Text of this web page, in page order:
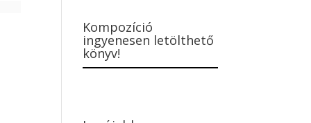
Kompozíció
ingyenesen letölthető
könyv!